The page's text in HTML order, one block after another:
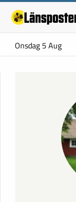
Onsdag 5 Aug